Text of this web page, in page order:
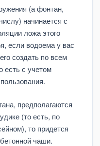
(а фонтан,
начинается с
ложа этого
если водоема у вас
создать по всем
есть с учетом
предполагаются
(то есть, по
то придется
чаши.